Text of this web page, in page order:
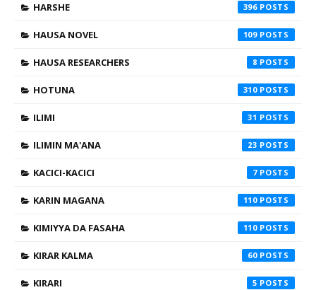
HARSHE 396
HAUSA NOVEL 109
HAUSA RESEARCHERS 8
HOTUNA 310
ILIMI 31
ILIMIN MA'ANA 23
KACICI-KACICI 7
KARIN MAGANA 110
KIMIYYA DA FASAHA 110
KIRAR KALMA 60
KIRARI 5